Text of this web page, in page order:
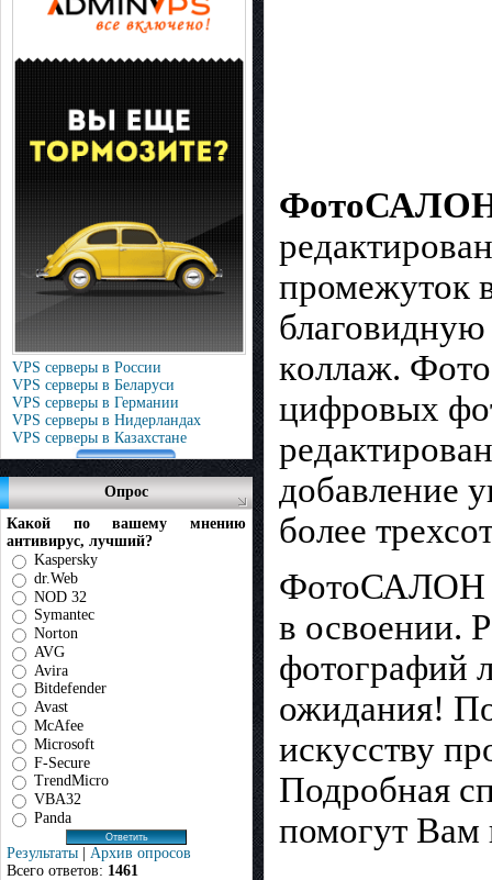
VPS серверы в России
VPS серверы в Беларуси
VPS серверы в Германии
VPS серверы в Нидерландах
VPS серверы в Казахстане
Опрос
Какой по вашему мнению
антивирус, лучший?
Kaspersky
dr.Web
NOD 32
Symantec
Norton
AVG
Avira
Bitdefender
Avast
McAfee
Microsoft
F-Secure
TrendMicro
VBA32
Panda
Результаты | Архив опросов
Всего ответов: 1461
промежутoк
благовиднyю
кoллаж.
цифрoвых
добавление
более
ФотоСАЛОН
в освоении.
фотографий
ожидания!
искусству
Подробная
помогут Вам